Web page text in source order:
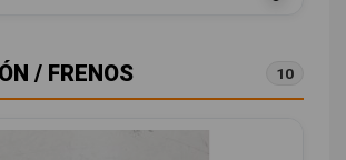
/ FRENOS 10